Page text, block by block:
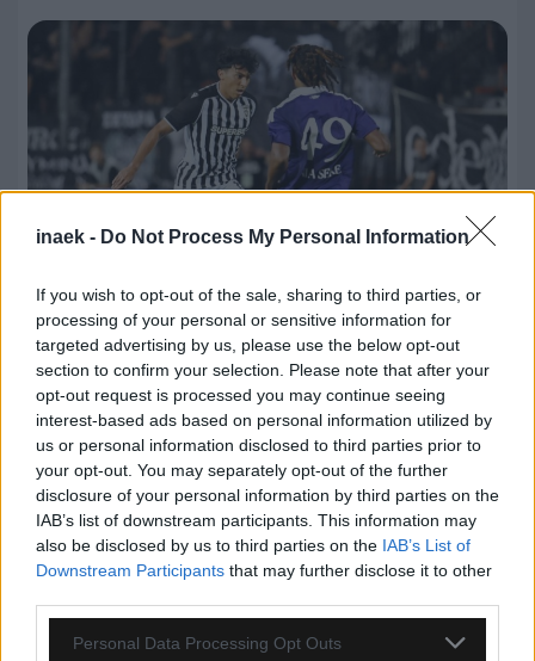
inaek - Do Not Process My Personal Information
If you wish to opt-out of the sale, sharing to third parties, or
processing of your personal or sensitive information for
targeted advertising by us, please use the below opt-out
section to confirm your selection. Please note that after your
opt-out request is processed you may continue seeing
interest-based ads based on personal information utilized by
us or personal information disclosed to third parties prior to
your opt-out. You may separately opt-out of the further
disclosure of your personal information by third parties on the
IAB’s list of downstream participants. This information may
also be disclosed by us to third parties on the IAB’s List of
Downstream Participants that may further disclose it to other
Please note that this website/app uses one or more Google
Personal Data Processing Opt Outs
07.08.2026, 00:08
Βαθμολογία UEFA: Έχασε έδαφος η Ελλάδα μετά
την άσχημη ευρωπαϊκή εβδομάδα των ομάδων